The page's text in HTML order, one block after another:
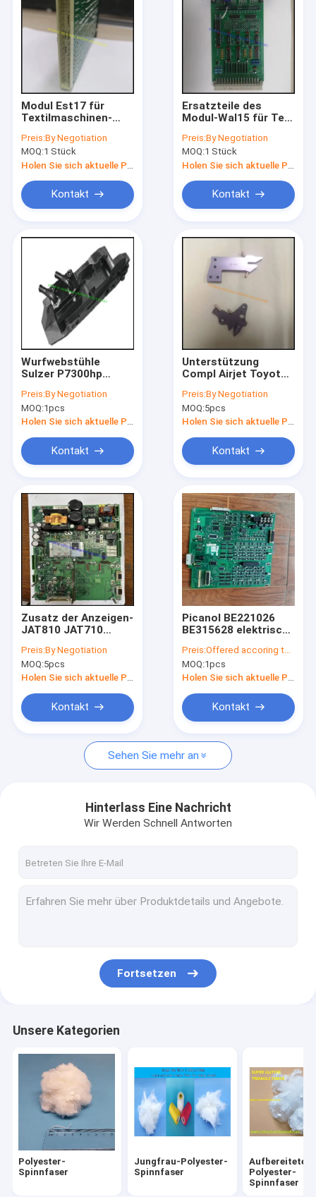
Produkte
Über uns
Fabrik-Ausflug
Qualitätskontrolle
Nachrichten
Fälle
Polyester-Spinnfaser
Aufbereitete Polyester-Spinnfaser
Sulzer-Webstuhl-Ersatzteile
Flammhemmendes Polyester
Lackieren Sie gefärbtes Polyester
Polyester-synthetische Faser
Airjet-Webstuhl-Teile
Offenes Ende, das Ersatzteile spinnt
Modul Est17 für
Textilmaschinen-
911280109 der
Wartungs-P7100
Sulzer
Preis:By Negotiation
MOQ:1 Stück
Kontakt
Ersatzteile des
Modul-Wal15 für Teil-
Textilmaschinen-
P7100: 270000002
Preis:By Negotiation
MOQ:1 Stück
Kontakt
Wurfwebstühle
Sulzer P7300hp
keine
Ernteführungsschiene
270007545
Preis:By Negotiation
MOQ:1pcs
Holen Sie sich aktuelle Preis
Kontakt
Unterstützung
Compl Airjet Toyota
relative Feuchtigkeit
u. LH J5304-11011-
0A J5304-31011-0A
Preis:By Negotiation
MOQ:5pcs
Holen Sie sich aktuelle Preis
Kontakt
Zusatz der Anzeigen-
JAT810 JAT710
AIRJET für
Textilmaschinen
Preis:By Negotiation
MOQ:5pcs
Holen Sie sich aktuelle Preis
Kontakt
Picanol BE221026
BE315628 elektrisch
Electornics
Preis:Offered accoring to the Qty ,Exchange Rate
MOQ:1pcs
Holen Sie sich aktuelle Preis
Kontakt
Sehen Sie mehr an
Hinterlass Eine Nachricht
Wir Werden Schnell Antworten
Fortsetzen
Unsere Kategorien
Polyester-
Spinnfaser
Jungfrau-Polyester-
Spinnfaser
Aufbereitete
Polyester-
Spinnfaser